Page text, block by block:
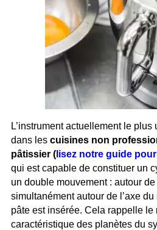
L’instrument actuellement le
dans les cuisines non
pâtissier ( lisez notre guide
qui est capable de constituer un
un double mouvement : autour de
simultanément autour de l’axe
pâte est insérée. Cela rappelle le
caractéristique des planètes du